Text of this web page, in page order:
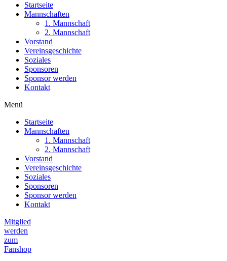
Startseite
Mannschaften
1. Mannschaft
2. Mannschaft
Vorstand
Vereinsgeschichte
Soziales
Sponsoren
Sponsor werden
Kontakt
Menü
Startseite
Mannschaften
1. Mannschaft
2. Mannschaft
Vorstand
Vereinsgeschichte
Soziales
Sponsoren
Sponsor werden
Kontakt
Mitglied
werden
zum
Fanshop